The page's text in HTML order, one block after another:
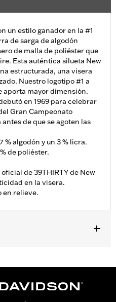
un estilo ganador en la #1
de sarga de algodón
de malla de poliéster que
Esta auténtica silueta New
estructurada, una visera
Nuestro logotipo #1 a
aporta mayor dimensión.
en 1969 para celebrar
Gran Campeonato
de que se agoten las
% algodón y un 3 % licra.
de poliéster.
de 39THIRTY de New
en la visera.
en relieve.
– Consultawww.h-